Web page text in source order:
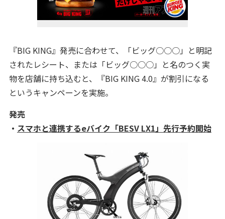
『BIG KING』発売に合わせて、「ビッグ○○○」と明記
されたレシート、または「ビッグ○○○」と名のつく実
物を店舗に持ち込むと、『BIG KING 4.0』が割引になる
というキャンペーンを実施。
発売
・ スマホと連携するeバイク「BESV LX1」先行予約開始